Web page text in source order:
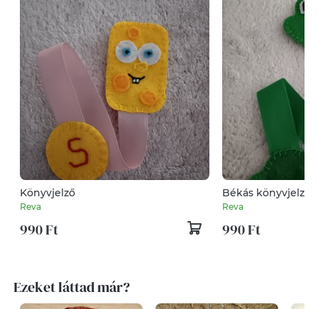
Könyvjelző
Reva
990 Ft
Békás könyvjelző
Reva
990 Ft
Ezeket láttad már?